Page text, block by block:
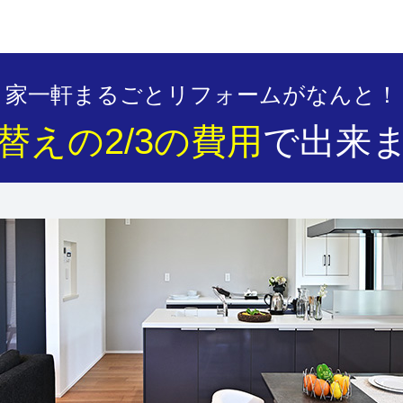
家一軒まるごとリフォームがなんと！
えの2/3の費用 で出来